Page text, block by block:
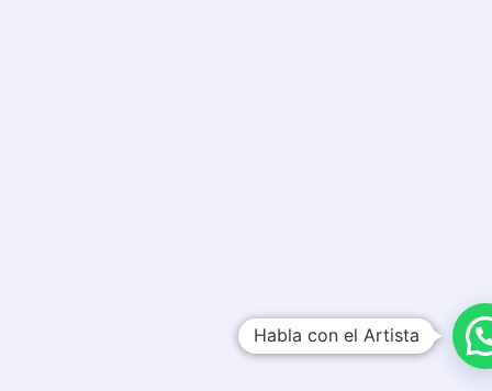
Habla con el Artista